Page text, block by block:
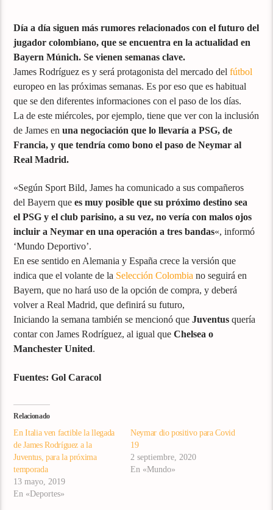
Día a día siguen más rumores relacionados con el futuro del
jugador colombiano, que se encuentra en la actualidad en
Bayern Múnich. Se vienen semanas clave.
James Rodríguez es y será protagonista del mercado delfútbol
europeo en las próximas semanas. Es por eso que es habitual
que se den diferentes informaciones con el paso de los días.
La de este miércoles, por ejemplo, tiene que ver con la inclusión
de James enuna negociación que lo llevaría a PSG, de
Francia, y que tendría como bono el paso de Neymar al
Real Madrid.
«Según Sport Bild, James ha comunicado a sus compañeros
del Bayern quees muy posible que su próximo destino sea
el PSG y el club parisino, a su vez, no vería con malos ojos
incluir a Neymar en una operación a tres bandas«, informó
‘Mundo Deportivo’.
En ese sentido en Alemania y España crece la versión que
indica que el volante de la Selección Colombia no seguirá en
Bayern, que no hará uso de la opción de compra, y deberá
volver a Real Madrid, que definirá su futuro,
Iniciando la semana también se mencionó queJuventusquería
contar con James Rodríguez, al igual queChelsea o
Manchester United.
Fuentes: Gol Caracol
Relacionado
En Italia ven factible la llegada
de James Rodríguez a la
Juventus, para la próxima
temporada
13 mayo, 2019
En «Deportes»
Neymar dio positivo para Covid
19
2 septiembre, 2020
En «Mundo»